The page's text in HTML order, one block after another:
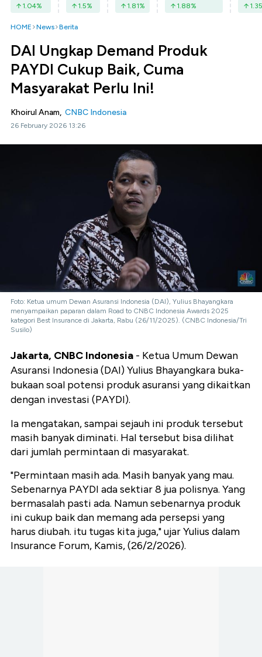
1.04% 1.5% 1.81% 1.88% 1.35
HOME News Berita
DAI Ungkap Demand Produk
PAYDI Cukup Baik, Cuma
Masyarakat Perlu Ini!
Khoirul Anam, CNBC Indonesia
26 February 2026 13:26
Foto: Ketua umum Dewan Asuransi Indonesia (DAI), Yulius Bhayangkara
menyampaikan paparan dalam Road to CNBC Indonesia Awards 2025
kategori Best Insurance di Jakarta, Rabu (26/11/2025). (CNBC Indonesia/Tri
Susilo)
Jakarta, CNBC Indonesia - Ketua Umum Dewan
Asuransi Indonesia (DAI) Yulius Bhayangkara buka-
bukaan soal potensi produk asuransi yang dikaitkan
dengan investasi (PAYDI).
Ia mengatakan, sampai sejauh ini produk tersebut
masih banyak diminati. Hal tersebut bisa dilihat
dari jumlah permintaan di masyarakat.
"Permintaan masih ada. Masih banyak yang mau.
Sebenarnya PAYDI ada sektiar 8 jua polisnya. Yang
bermasalah pasti ada. Namun sebenarnya produk
ini cukup baik dan memang ada persepsi yang
harus diubah. itu tugas kita juga," ujar Yulius dalam
Insurance Forum, Kamis, (26/2/2026).